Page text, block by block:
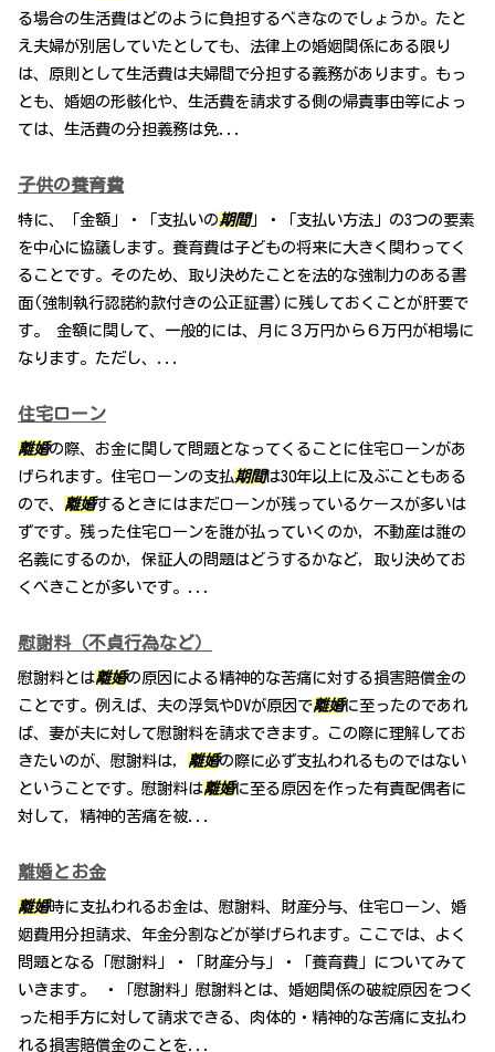
る場合の生活費はどのように負担するべきなのでしょうか。たと
え夫婦が別居していたとしても、法律上の婚姻関係にある限り
は、原則として生活費は夫婦間で分担する義務があります。もっ
とも、婚姻の形骸化や、生活費を請求する側の帰責事由等によっ
ては、生活費の分担義務は免...
子供の養育費
特に、「金額」・「支払いの期間」・「支払い方法」の3つの要素
を中心に協議します。養育費は子どもの将来に大きく関わってく
ることです。そのため、取り決めたことを法的な強制力のある書
面(強制執行認諾約款付きの公正証書)に残しておくことが肝要で
す。 金額に関して、一般的には、月に３万円から６万円が相場に
なります。ただし、...
住宅ローン
離婚の際、お金に関して問題となってくることに住宅ローンがあ
げられます。住宅ローンの支払期間は30年以上に及ぶこともある
ので、 離婚するときにはまだローンが残っているケースが多いは
ずです。残った住宅ローンを誰が払っていくのか，不動産は誰の
名義にするのか，保証人の問題はどうするかなど，取り決めてお
くべきことが多いです。...
慰謝料（不貞行為など）
慰謝料とは離婚の原因による精神的な苦痛に対する損害賠償金の
ことです。例えば、夫の浮気やDVが原因で離婚に至ったのであれ
ば、妻が夫に対して慰謝料を請求できます。この際に理解してお
きたいのが、慰謝料は， 離婚の際に必ず支払われるものではない
ということです。慰謝料は離婚に至る原因を作った有責配偶者に
対して，精神的苦痛を被...
離婚とお金
離婚時に支払われるお金は、慰謝料、財産分与、住宅ローン、婚
姻費用分担請求、年金分割などが挙げられます。ここでは、よく
問題となる「慰謝料」・「財産分与」・「養育費」についてみて
いきます。 ・「慰謝料」慰謝料とは、婚姻関係の破綻原因をつく
った相手方に対して請求できる、肉体的・精神的な苦痛に支払わ
れる損害賠償金のことを...